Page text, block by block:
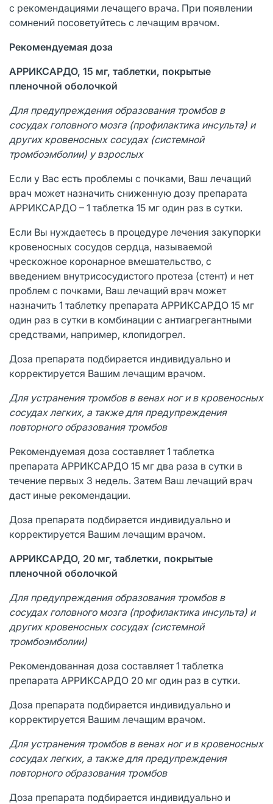
с рекомендациями лечащего врача. При появлении
сомнений посоветуйтесь с лечащим врачом.
Рекомендуемая доза
АРРИКСАРДО, 15 мг, таблетки, покрытые
пленочной оболочкой
Для предупреждения образования тромбов в
сосудах головного мозга (профилактика инсульта) и
других кровеносных сосудах (системной
тромбоэмболии) у взрослых
Если у Вас есть проблемы с почками, Ваш лечащий
врач может назначить сниженную дозу препарата
АРРИКСАРДО – 1 таблетка 15 мг один раз в сутки.
Если Вы нуждаетесь в процедуре лечения закупорки
кровеносных сосудов сердца, называемой
чрескожное коронарное вмешательство, с
введением внутрисосудистого протеза (стент) и нет
проблем с почками, Ваш лечащий врач может
назначить 1 таблетку препарата АРРИКСАРДО 15 мг
один раз в сутки в комбинации с антиагрегантными
средствами, например, клопидогрел.
Доза препарата подбирается индивидуально и
корректируется Вашим лечащим врачом.
Для устранения тромбов в венах ног и в кровеносных
сосудах легких, а также для предупреждения
повторного образования тромбов
Рекомендуемая доза составляет 1 таблетка
препарата АРРИКСАРДО 15 мг два раза в сутки в
течение первых 3 недель. Затем Ваш лечащий врач
даст иные рекомендации.
Доза препарата подбирается индивидуально и
корректируется Вашим лечащим врачом.
АРРИКСАРДО, 20 мг, таблетки, покрытые
пленочной оболочкой
Для предупреждения образования тромбов в
сосудах головного мозга (профилактика инсульта) и
других кровеносных сосудах (системной
тромбоэмболии)
Рекомендованная доза составляет 1 таблетка
препарата АРРИКСАРДО 20 мг один раз в сутки.
Доза препарата подбирается индивидуально и
корректируется Вашим лечащим врачом.
Для устранения тромбов в венах ног и в кровеносных
сосудах легких, а также для предупреждения
повторного образования тромбов
Доза препарата подбирается индивидуально и